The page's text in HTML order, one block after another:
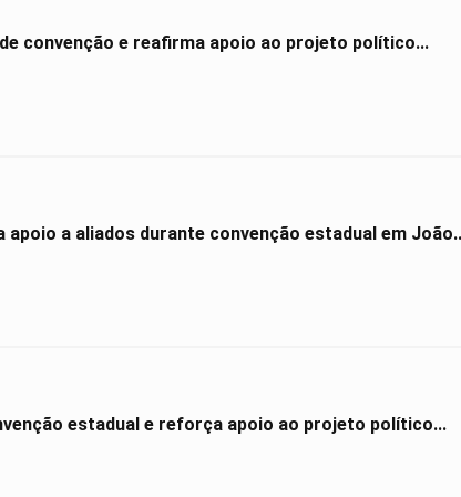
convenção e reafirma apoio ao projeto político...
a aliados durante convenção estadual em
estadual e reforça apoio ao projeto político...